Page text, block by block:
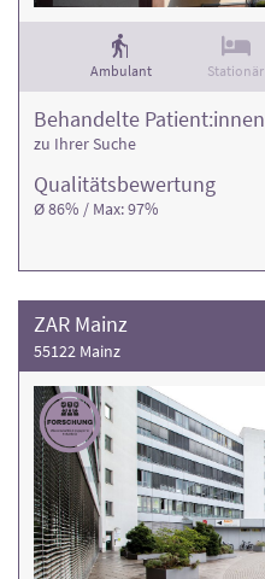
Ambulant Stationär
Qualitäts­bewertung
Ø 86% / Max: 97%
Behandelte Patient:innen
zu Ihrer Suche
ZAR Mainz
55122 Mainz